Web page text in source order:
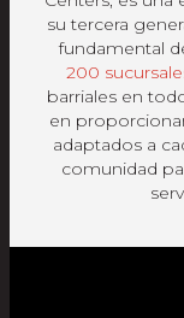
su tercera
fundamental
200
barriales en
en
adaptados a
comunidad